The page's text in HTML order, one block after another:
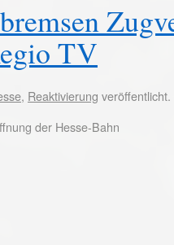
TV
, Reaktivierung
der Hesse-Bahn